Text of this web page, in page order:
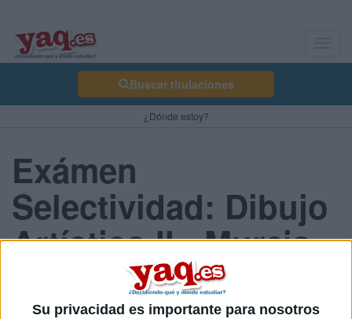
Su privacidad es importante para nosotros
Buscar titulaciones
¿Dónde estoy?
Exámen
Selectividad: Dibujo
Artístico II - Murcia
2013 Junio